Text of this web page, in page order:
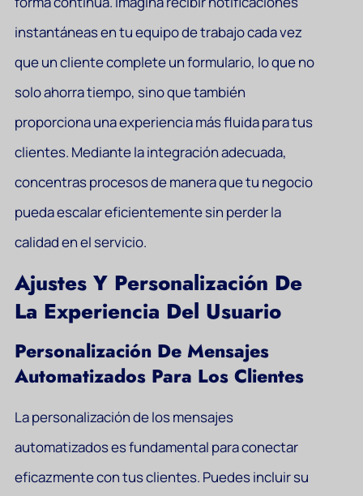
instantáneas en tu equipo de trabajo cada vez
que un cliente complete un formulario, lo que no
solo ahorra tiempo, sino que también
proporciona una experiencia más fluida para tus
clientes. Mediante la integración adecuada,
concentras procesos de manera que tu negocio
pueda escalar eficientemente sin perder la
calidad en el servicio.
Ajustes Y Personalización De
La Experiencia Del Usuario
Personalización De Mensajes
Automatizados Para Los Clientes
La personalización de los mensajes
automatizados es fundamental para conectar
eficazmente con tus clientes. Puedes incluir su